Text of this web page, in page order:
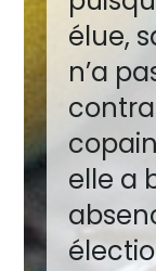
élue,
n’a
elle a